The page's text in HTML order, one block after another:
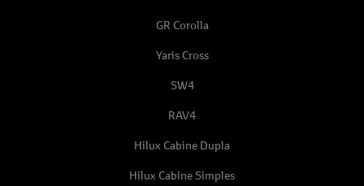
GR Corolla
Yaris Cross
SW4
RAV4
Hilux Cabine Dupla
Hilux Cabine Simples